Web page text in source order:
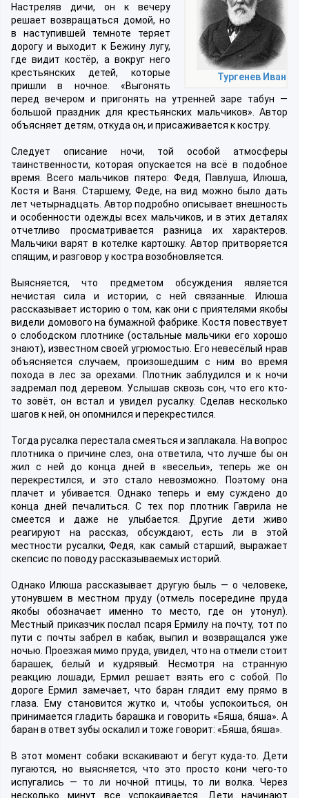
Тургенев Иван
Настреляв дичи, он к вечеру
решает возвращаться домой, но
в наступившей темноте теряет
дорогу и выходит к Бежину лугу,
где видит костёр, а вокруг него
крестьянских детей, которые
пришли в ночное. «Выгонять
перед вечером и пригонять на утренней заре табун —
большой праздник для крестьянских мальчиков». Автор
объясняет детям, откуда он, и присаживается к костру.
Следует описание ночи, той особой атмосферы
таинственности, которая опускается на всё в подобное
время. Всего мальчиков пятеро: Федя, Павлуша, Илюша,
Костя и Ваня. Старшему, Феде, на вид можно было дать
лет четырнадцать. Автор подробно описывает внешность
и особенности одежды всех мальчиков, и в этих деталях
отчетливо просматривается разница их характеров.
Мальчики варят в котелке картошку. Автор притворяется
спящим, и разговор у костра возобновляется.
Выясняется, что предметом обсуждения является
нечистая сила и истории, с ней связанные. Илюша
рассказывает историю о том, как они с приятелями якобы
видели домового на бумажной фабрике. Костя повествует
о слободском плотнике (остальные мальчики его хорошо
знают), известном своей угрюмостью. Его невесёлый нрав
объясняется случаем, произошедшим с ним во время
похода в лес за орехами. Плотник заблудился и к ночи
задремал под деревом. Услышав сквозь сон, что его кто-
то зовёт, он встал и увидел русалку. Сделав несколько
шагов к ней, он опомнился и перекрестился.
Тогда русалка перестала смеяться и заплакала. На вопрос
плотника о причине слез, она ответила, что лучше бы он
жил с ней до конца дней в «весельи», теперь же он
перекрестился, и это стало невозможно. Поэтому она
плачет и убивается. Однако теперь и ему суждено до
конца дней печалиться. С тех пор плотник Гаврила не
смеется и даже не улыбается. Другие дети живо
реагируют на рассказ, обсуждают, есть ли в этой
местности русалки, Федя, как самый старший, выражает
скепсис по поводу рассказываемых историй.
Однако Илюша рассказывает другую быль — о человеке,
утонувшем в местном пруду (отмель посередине пруда
якобы обозначает именно то место, где он утонул).
Местный приказчик послал псаря Ермилу на почту, тот по
пути с почты забрел в кабак, выпил и возвращался уже
ночью. Проезжая мимо пруда, увидел, что на отмели стоит
барашек, белый и кудрявый. Несмотря на странную
реакцию лошади, Ермил решает взять его с собой. По
дороге Ермил замечает, что баран глядит ему прямо в
глаза. Ему становится жутко и, чтобы успокоиться, он
принимается гладить барашка и говорить «Бяша, бяша». А
баран в ответ зубы оскалил и тоже говорит: «Бяша, бяша».
В этот момент собаки вскакивают и бегут куда-то. Дети
пугаются, но выясняется, что это просто кони чего-то
испугались — то ли ночной птицы, то ли волка. Через
несколько минут все успокаивается. Дети начинают